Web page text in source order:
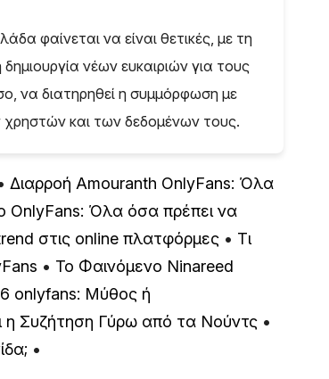
φαίνεται να είναι θετικές, με τη
νέων ευκαιριών για τους
να διατηρηθεί η συμμόρφωση με
χρηστών και των δεδομένων τους.
Διαρροή Amouranth OnlyFans: Όλα
OnlyFans: Όλα όσα πρέπει να
στις online πλατφόρμες • Τι
• Το Φαινόμενο Ninareed
onlyfans: Μύθος ή
η Συζήτηση Γύρω από τα Νούντς •
•